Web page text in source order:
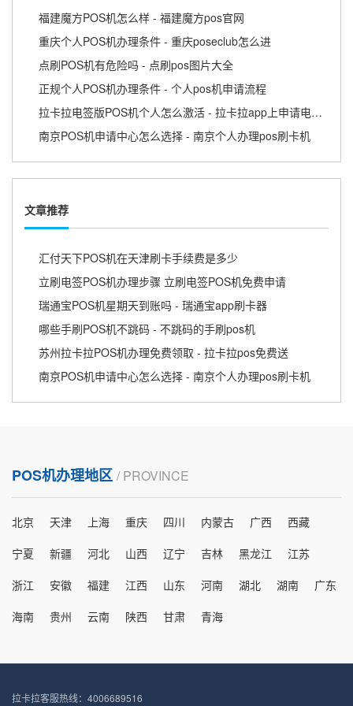
福建魔方POS机怎么样 - 福建魔方pos官网
重庆个人POS机办理条件 - 重庆poseclub怎么进
点刷POS机有危险吗 - 点刷pos图片大全
正规个人POS机办理条件 - 个人pos机申请流程
拉卡拉电签版POS机个人怎么激活 - 拉卡拉app上申请电签pos需要收费吗
南京POS机申请中心怎么选择 - 南京个人办理pos刷卡机
文章推荐
汇付天下POS机在天津刷卡手续费是多少
立刷电签POS机办理步骤 立刷电签POS机免费申请
瑞通宝POS机星期天到账吗 - 瑞通宝app刷卡器
哪些手刷POS机不跳码 - 不跳码的手刷pos机
苏州拉卡拉POS机办理免费领取 - 拉卡拉pos免费送
南京POS机申请中心怎么选择 - 南京个人办理pos刷卡机
POS机办理地区 / PROVINCE
北京 天津 上海 重庆 四川 内蒙古 广西
西藏
宁夏
新疆 河北 山西 辽宁 吉林 黑龙江
江苏
浙江
安徽 福建 江西 山东 河南 湖北 湖南
广东
海南
贵州 云南 陕西 甘肃 青海
拉卡拉客服热线：4006689516